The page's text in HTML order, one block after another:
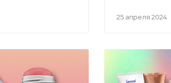
25 апреля 2024